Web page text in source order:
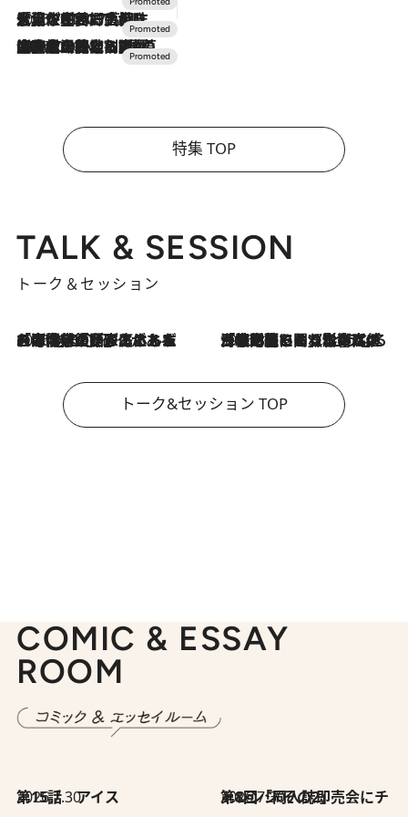
2026.7.17
「土佐和ハーブかき氷」がOMO7高知に登場！生姜、山椒、大葉など目にも舌にも涼を呼ぶ郷土の味
2026.7.10
NEW OPEN！【界 草津】名湯の地に誕生。趣の異なる2種の温泉と上州ならではの会席・蕎麦割烹など美食を味わう究極の癒やし旅
特集 TOP
TALK & SESSION
トーク＆セッション
2026.8.3
「今後値上げがあるとすれば…」「リスクがあるのは今年の冬」エネルギー専門家が語る、ホルムズ海峡封鎖が家庭にもたらす“ある心配” 2026.8.3
「住宅建てられない…」「サーチャージ料の高値が続いている」ホルムズ海峡封鎖による影響はいつまで続く？《エネルギー専門家に聞く“どうなる日本の暮らし”》
トーク&セッション TOP
COMIC & ESSAY
ROOM
2026.7.30
第15話 アイス 2026.7.30
第8回「同人誌即売会にチャレンジ その2」